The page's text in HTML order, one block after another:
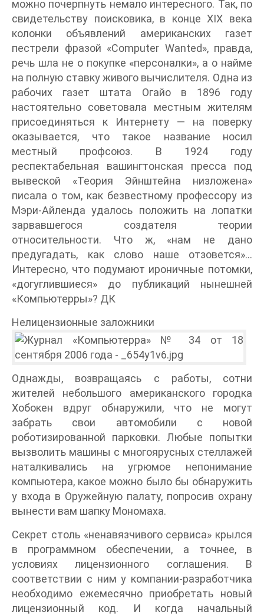
можно почерпнуть немало интересного. Так, по
свидетельству поисковика, в конце XIX века
колонки объявлений американских газет
пестрели фразой «Computer Wanted», правда,
речь шла не о покупке «персоналки», а о найме
на полную ставку живого вычислителя. Одна из
рабочих газет штата Огайо в 1896 году
настоятельно советовала местным жителям
присоединяться к Интернету — на поверку
оказывается, что такое название носил
местный профсоюз. В 1924 году
респектабельная вашингтонская пресса под
вывеской «Теория Эйнштейна низложена»
писала о том, как безвестному профессору из
Мэри-Айленда удалось положить на лопатки
зарвавшегося создателя теории
относительности. Что ж, «нам не дано
предугадать, как слово наше отзовется»…
Интересно, что подумают ироничные потомки,
«догуглившиеся» до публикаций нынешней
«Компьютерры»? ДК
Нелицензионные заложники
Однажды, возвращаясь с работы, сотни
жителей небольшого американского городка
Хобокен вдруг обнаружили, что не могут
забрать свои автомобили с новой
роботизированной парковки. Любые попытки
вызволить машины с многоярусных стеллажей
наталкивались на угрюмое непонимание
компьютера, какое можно было бы обнаружить
у входа в Оружейную палату, попросив охрану
вынести вам шапку Мономаха.
Секрет столь «ненавязчивого сервиса» крылся
в программном обеспечении, а точнее, в
условиях лицензионного соглашения. В
соответствии с ним у компании-разработчика
необходимо ежемесячно приобретать новый
лицензионный код. И когда начальный